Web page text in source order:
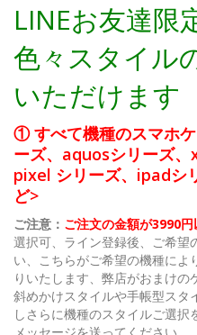
LINEお友達限
色々スタイル
いただけます
① すべて機種のスマホ
ーズ、aquosシリーズ
pixel シリーズ、ipadシ
ど>
ご注意： ご注文の金額が3990円
選択可、ライン登録後、ご希望
い、こちらがご希望の機種によ
りいたします、弊店がおまけの
斜めかけスタイルや手帳型スタ
しさらに機種のスタイルご選